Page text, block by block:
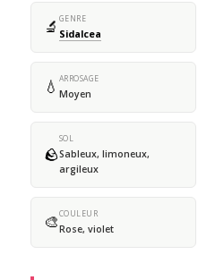
🔬 GENRE
Sidalcea
💧 ARROSAGE
Moyen
🪨
SOL
Sableux, limoneux,
argileux
🎨COULEUR
Rose, violet